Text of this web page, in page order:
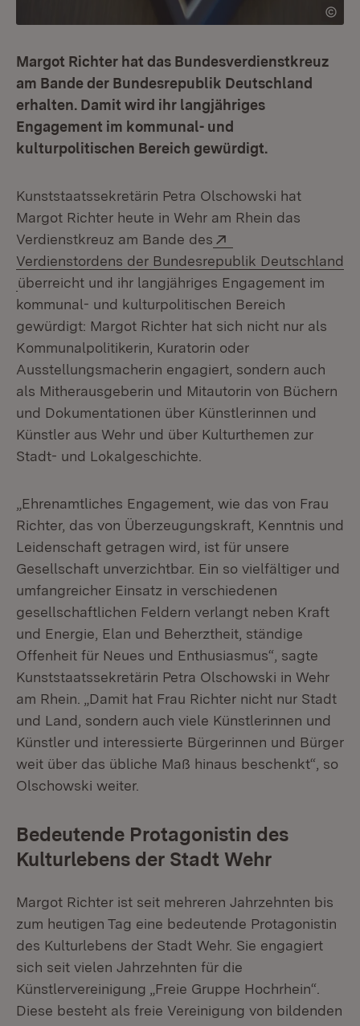
Margot Richter hat das Bundesverdienstkreuz
am Bande der Bundesrepublik Deutschland
erhalten. Damit wird ihr langjähriges
Engagement im kommunal- und
kulturpolitischen Bereich gewürdigt.
Kunststaatssekretärin Petra Olschowski hat
Margot Richter heute in Wehr am Rhein das
Verdienstkreuz am Bande des
Verdienstordens der Bundesrepublik Deutschland
(Öffnet in neuem Fenster)
überreicht und ihr langjähriges Engagement im
kommunal- und kulturpolitischen Bereich
gewürdigt: Margot Richter hat sich nicht nur als
Kommunalpolitikerin, Kuratorin oder
Ausstellungsmacherin engagiert, sondern auch
als Mitherausgeberin und Mitautorin von Büchern
und Dokumentationen über Künstlerinnen und
Künstler aus Wehr und über Kulturthemen zur
Stadt- und Lokalgeschichte.
„Ehrenamtliches Engagement, wie das von Frau
Richter, das von Überzeugungskraft, Kenntnis und
Leidenschaft getragen wird, ist für unsere
Gesellschaft unverzichtbar. Ein so vielfältiger und
umfangreicher Einsatz in verschiedenen
gesellschaftlichen Feldern verlangt neben Kraft
und Energie, Elan und Beherztheit, ständige
Offenheit für Neues und Enthusiasmus“, sagte
Kunststaatssekretärin Petra Olschowski in Wehr
am Rhein. „Damit hat Frau Richter nicht nur Stadt
und Land, sondern auch viele Künstlerinnen und
Künstler und interessierte Bürgerinnen und Bürger
weit über das übliche Maß hinaus beschenkt“, so
Olschowski weiter.
Bedeutende Protagonistin des
Kulturlebens der Stadt Wehr
Margot Richter ist seit mehreren Jahrzehnten bis
zum heutigen Tag eine bedeutende Protagonistin
des Kulturlebens der Stadt Wehr. Sie engagiert
sich seit vielen Jahrzehnten für die
Künstlervereinigung „Freie Gruppe Hochrhein“.
Diese besteht als freie Vereinigung von bildenden